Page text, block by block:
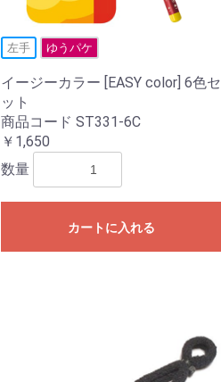
左手 ゆうパケ
イージーカラー [EASY color] 6色セ
ット
商品コード ST331-6C
￥1,650
数量
カートに入れる